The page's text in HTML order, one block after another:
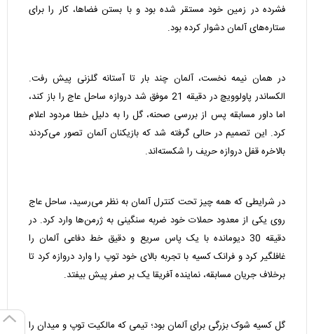
فشرده در زمین خود مستقر شده بود و با بستن فضاها، کار را برای
ستاره‌های آلمان دشوار کرده بود.
در همان نیمه نخست، آلمان چند بار تا آستانه گلزنی پیش رفت.
الکساندر پاولوویچ در دقیقه 21 موفق شد دروازه ساحل عاج را باز کند،
اما داور مسابقه پس از بررسی صحنه، گل را به دلیل خطا مردود اعلام
کرد. این تصمیم در حالی گرفته شد که بازیکنان آلمان تصور می‌کردند
بالاخره قفل دروازه حریف را شکسته‌اند.
در شرایطی که همه چیز تحت کنترل آلمان به نظر می‌رسید، ساحل عاج
روی یکی از معدود حملات خود ضربه سنگینی به ژرمن‌ها وارد کرد. در
دقیقه 30 دیومانده با یک پاس سریع و دقیق خط دفاعی آلمان را
غافلگیر کرد و فرانک کسیه با تجربه بالای خود توپ را وارد دروازه کرد تا
برخلاف جریان مسابقه، نماینده آفریقا یک بر صفر پیش بیفتد.
گل کسیه شوک بزرگی برای آلمان بود؛ تیمی که مالکیت توپ و میدان را